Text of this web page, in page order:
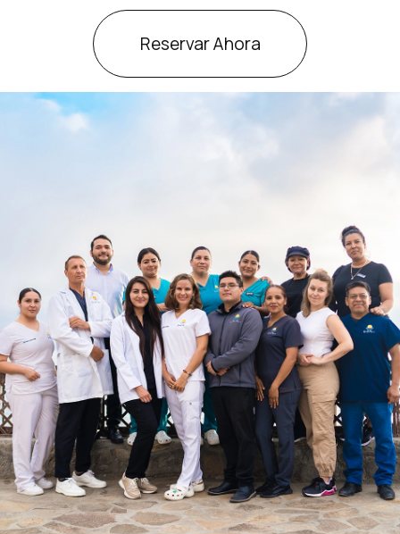
Reservar Ahora